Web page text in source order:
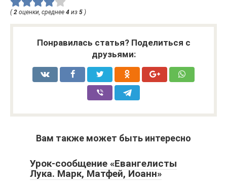
( 2 оценки, среднее 4 из 5 )
Понравилась статья? Поделиться с
друзьями:
Вам также может быть интересно
Урок-сообщение «Евангелисты
Лука. Марк, Матфей, Иоанн»